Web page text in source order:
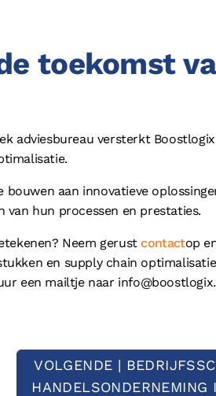
toekomst
adviesbureau versterkt
aan innovatieve
hun processen en prestaties.
Neem gerustcontactop
en supply chain
een mailtje naar
VOLGENDE |
HANDELSONDERNEMING